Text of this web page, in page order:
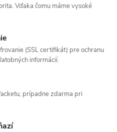
Vďaka čomu máme vysoké
(SSL certifikát) pre ochranu
informácií.
prípadne zdarma pri